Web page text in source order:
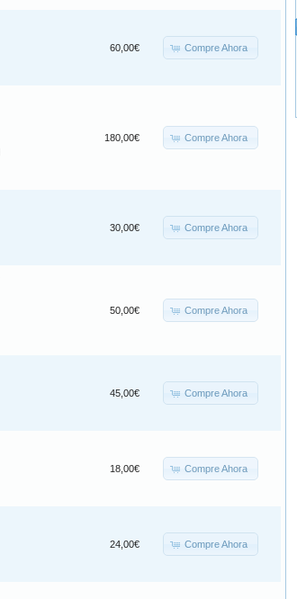
60,00€ Compre Ahora
180,00€ Compre Ahora
30,00€ Compre Ahora
50,00€ Compre Ahora
45,00€ Compre Ahora
18,00€ Compre Ahora
24,00€ Compre Ahora